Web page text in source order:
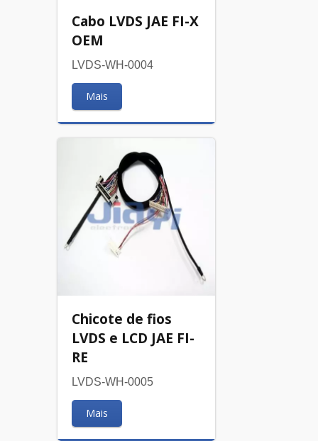
Cabo LVDS JAE FI-X
OEM
LVDS-WH-0004
Mais
Chicote de fios
LVDS e LCD JAE FI-
RE
LVDS-WH-0005
Mais